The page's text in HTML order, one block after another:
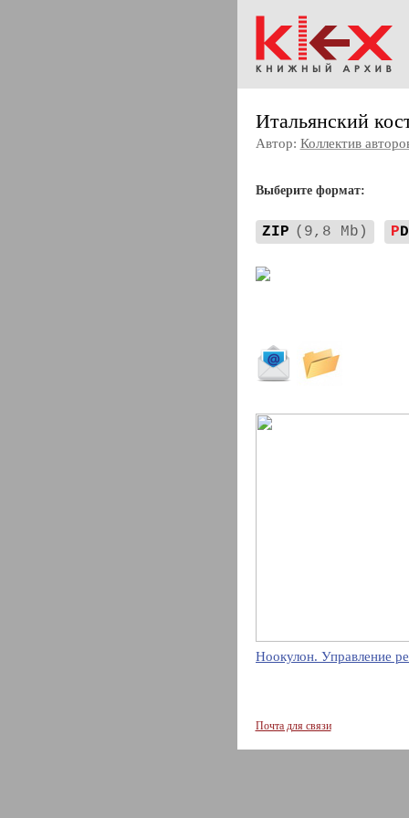
Итальянский
Автор: Коллектив
Выберите формат:
ZIP (9,8 Mb) P
Ноокулон. Управление
Почта для связи